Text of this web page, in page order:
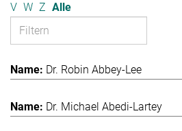
V W Z Alle
Dr. Robin Abbey-Lee
Dr. Michael Abedi-Lartey